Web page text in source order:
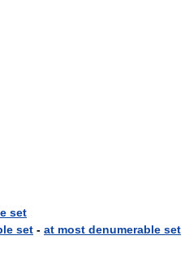
set
set - at most denumerable set